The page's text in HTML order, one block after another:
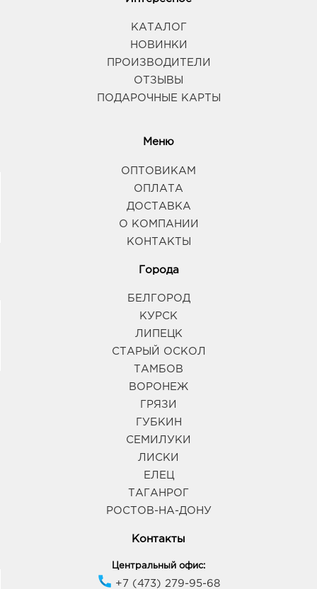
КАТАЛОГ
НОВИНКИ
ПРОИЗВОДИТЕЛИ
ОТЗЫВЫ
ПОДАРОЧНЫЕ КАРТЫ
Меню
ОПТОВИКАМ
ОПЛАТА
ДОСТАВКА
О КОМПАНИИ
КОНТАКТЫ
Города
БЕЛГОРОД
КУРСК
ЛИПЕЦК
СТАРЫЙ ОСКОЛ
ТАМБОВ
ВОРОНЕЖ
ГРЯЗИ
ГУБКИН
СЕМИЛУКИ
ЛИСКИ
ЕЛЕЦ
ТАГАНРОГ
РОСТОВ-НА-ДОНУ
Контакты
Центральный офис:
+7 (473) 279-95-68